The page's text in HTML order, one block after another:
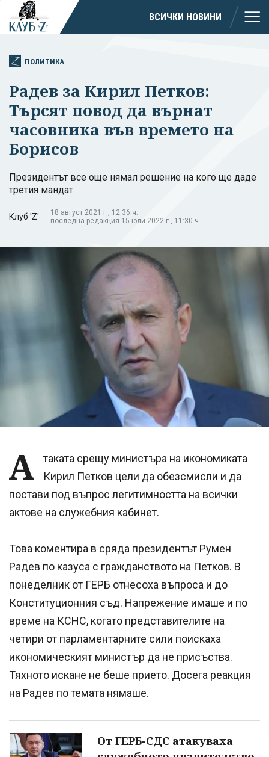
ВСИЧКИ НОВИНИ
ПОЛИТИКА
Радев за Кирил Петков:
Търсят повод да върнат
часовника във времето на
Борисов
Президентът все още нямал решение на кого ще даде
третия мандат
Клуб 'Z'
18 август 2021 г., 12:36 ч.
последна редакция 15 юли 2022 г., 11:30 ч.
А
таката срещу министъра на икономиката
Кирил Петков цели да обезсмисли и да
постави под въпрос легитимността на всички
актове на служебния кабинет.
Това коментира в сряда президентът Румен
Радев по казуса с гражданството на Петков. В
понеделник от ГЕРБ отнесоха въпроса и до
Конституционния съд. Напрежение имаше и по
време на КСНС, когато представителите на
четири от парламентарните сили поискаха
икономическият министър да не присъства.
Тяхното искане не беше прието. Досега реакция
на Радев по темата нямаше.
От ГЕРБ-СДС атакуваха